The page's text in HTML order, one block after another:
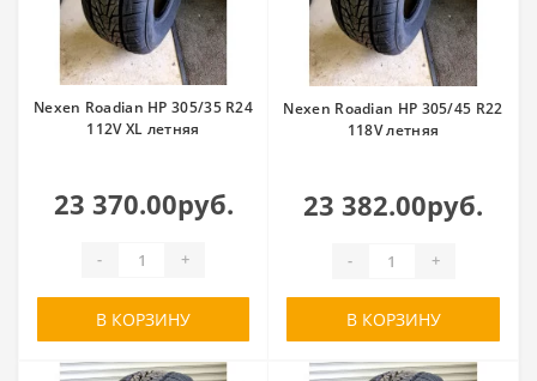
Nexen Roadian HP 305/35 R24
112V XL летняя
23 370.00руб.
- +
В КОРЗИНУ
Nexen Roadian HP 305/45 R22
118V летняя
23 382.00руб.
- +
В КОРЗИНУ